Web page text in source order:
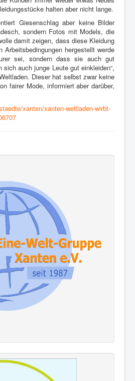
halten aber nicht lange.
Giesenschlag aber keine Bilder
sondern Fotos mit Models, die
damit zeigen, dass diese Kleidung
Arbeitsbedingungen hergestellt werde
sei, sondern dass sie auch gut
sich auch junge Leute gut einkleiden“,
Dieser hat selbst zwar keine
fairer Mode, informiert aber darüber,
xanten/xanten-weltladen-wirbt-